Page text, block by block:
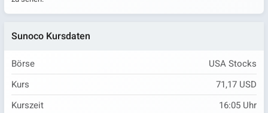
Sunoco Kursdaten
Börse
USA Stocks
Kurs
71,17 USD
Kurszeit
16:05 Uhr